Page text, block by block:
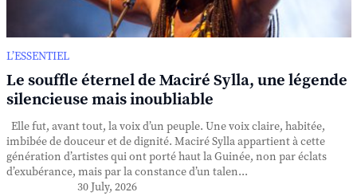
L’ESSENTIEL
Le souffle éternel de Maciré Sylla, une légende
silencieuse mais inoubliable
Elle fut, avant tout, la voix d’un peuple. Une voix claire, habitée,
imbibée de douceur et de dignité. Maciré Sylla appartient à cette
génération d’artistes qui ont porté haut la Guinée, non par éclats
d’exubérance, mais par la constance d’un talen...
30 July, 2026